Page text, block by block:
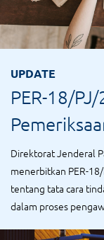
UPDATE
PER-18/
Lanjut
Direktorat Jenderal
menerbitkan PER-
tentang tata cara
dalam proses